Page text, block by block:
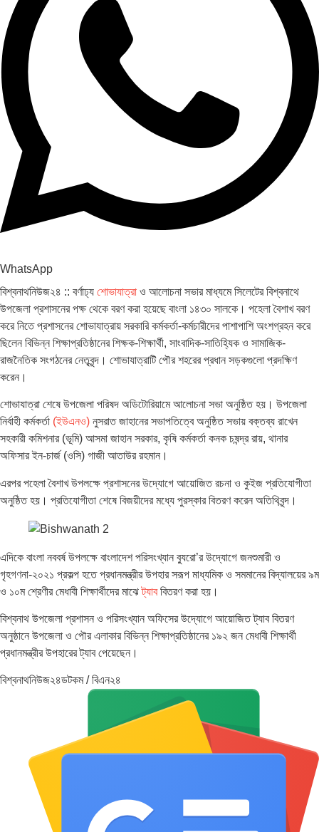
WhatsApp
বিশ্বনাথনিউজ২৪ :: বর্ণাঢ্য শোভাযাত্রা ও আলোচনা সভার মাধ্যমে সিলেটের বিশ্বনাথে
উপজেলা প্রশাসনের পক্ষ থেকে বরণ করা হয়েছে বাংলা ১৪৩০ সালকে। পহেলা বৈশাখ বরণ
করে নিতে প্রশাসনের শোভাযাত্রায় সরকারি কর্মকর্তা-কর্মচারীদের পাশাপাশি অংশগ্রহন করে
ছিলেন বিভিন্ন শিক্ষাপ্রতিষ্ঠানের শিক্ষক-শিক্ষার্থী, সাংবাদিক-সাতিহ্যিক ও সামাজিক-
রাজনৈতিক সংগঠনের নেতৃবৃন্দ। শোভাযাত্রাটি পৌর শহরের প্রধান সড়কগুলো প্রদক্ষিণ
করেন।
শোভাযাত্রা শেষে উপজেলা পরিষদ অডিটোরিয়ামে আলোচনা সভা অনুষ্ঠিত হয়। উপজেলা
নির্বাহী কর্মকর্তা (ইউএনও) নুসরাত জাহানের সভাপতিত্বে অনুষ্ঠিত সভায় বক্তব্য রাখেন
সহকারী কমিশনার (ভূমি) আসমা জাহান সরকার, কৃষি কর্মকর্তা কনক চষন্দ্র রায়, থানার
অফিসার ইন-চার্জ (ওসি) গাজী আতাউর রহমান।
এরপর পহেলা বৈশাখ উপলক্ষে প্রশাসনের উদ্যোগে আয়োজিত রচনা ও কুইজ প্রতিযোগীতা
অনুষ্ঠিত হয়। প্রতিযোগীতা শেষে বিজয়ীদের মধ্যে পুরস্কার বিতরণ করেন অতিথিবৃন্দ।
এদিকে বাংলা নববর্ষ উপলক্ষে বাংলাদেশ পরিসংখ্যান ব্যুরো’র উদ্যোগে জনশুমারী ও
গৃহগণনা-২০২১ প্রকল্প হতে প্রধানমন্ত্রীর উপহার সরূপ মাধ্যমিক ও সমমানের বিদ্যালয়ের ৯ম
ও ১০ম শ্রেণীর মেধাবী শিক্ষার্থীদের মাঝেট্যাববিতরণ করা হয়।
বিশ্বনাথ উপজেলা প্রশাসন ও পরিসংখ্যান অফিসের উদ্যোগে আয়োজিত ট্যাব বিতরণ
অনুষ্ঠানে উপজেলা ও পৌর এলাকার বিভিন্ন শিক্ষাপ্রতিষ্ঠানের ১৯২ জন মেধাবী শিক্ষার্থী
প্রধানমন্ত্রীর উপহারের ট্যাব পেয়েছেন।
বিশ্বনাথনিউজ২৪ডটকম / বিএন২৪